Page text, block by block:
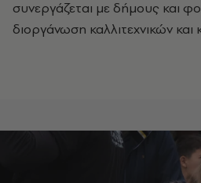
συνεργάζεται με δήμους και
διοργάνωση καλλιτεχνικών